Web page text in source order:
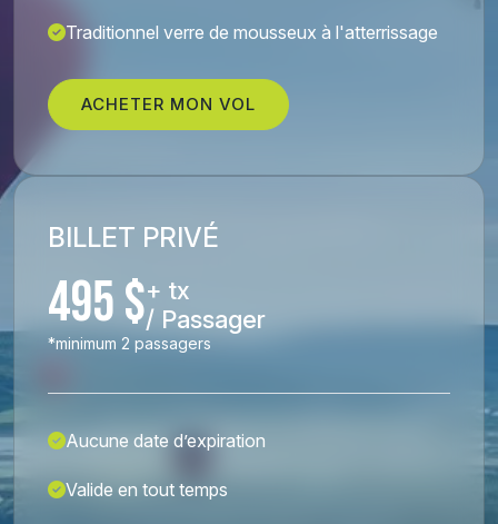
Traditionnel verre de mousseux à l'atterrissage
ACHETER MON VOL
BILLET PRIVÉ
495 $+ tx
/ Passager
*minimum 2 passagers
Aucune date d’expiration
Valide en tout temps